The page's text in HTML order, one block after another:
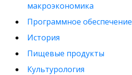
макроэкономика
Программное обеспечение
История
Пищевые продукты
Культурология